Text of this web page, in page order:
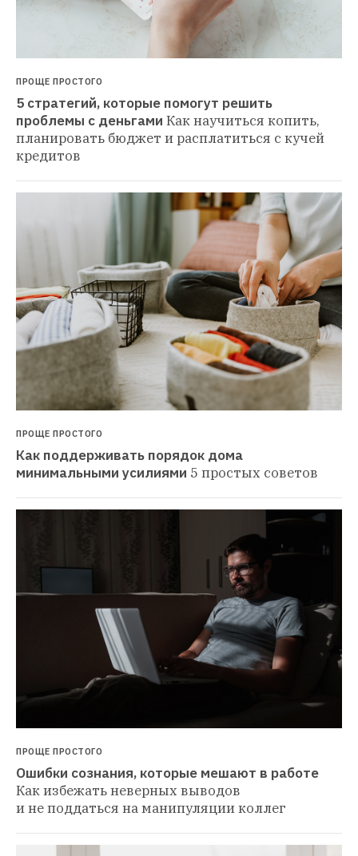
ПРОЩЕ ПРОСТОГО
5 стратегий, которые помогут решить
проблемы с деньгами Как научиться копить,
планировать бюджет и расплатиться с кучей
кредитов
ПРОЩЕ ПРОСТОГО
Как поддерживать порядок дома
минимальными усилиями 5 простых советов
ПРОЩЕ ПРОСТОГО
Ошибки сознания, которые мешают в работе
Как избежать неверных выводов
и не поддаться на манипуляции коллег